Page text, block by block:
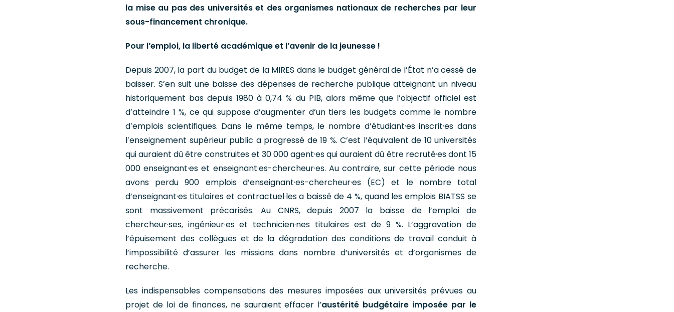
la mise au pas des universités et des organismes nationaux de recherches par leur
sous-financement chronique.
Pour l’emploi, la liberté académiqueet l’avenir de la jeunesse !
Depuis 2007, la part du budget de la MIRES dans le budget général de l’État n’a cessé de
baisser. S’en suit une baisse des dépenses de recherche publique atteignant un niveau
historiquement bas depuis 1980 à 0,74 % du PIB, alors même que l’objectif officiel est
d’atteindre 1 %, ce qui suppose d’augmenter d’un tiers les budgets comme le nombre
d’emplois scientifiques. Dans le même temps, le nombre d’étudiant·es inscrit·es dans
l’enseignement supérieur public a progressé de 19 %. C’est l’équivalent de 10 universités
qui auraient dû être construites et 30 000 agent·es qui auraient dû être recruté·es dont 15
000 enseignant·es et enseignant·es-chercheur·es. Au contraire, sur cette période nous
avons perdu 900 emplois d’enseignant·es-chercheur·es (EC) et le nombre total
d’enseignant·es titulaires et contractuel·les a baissé de 4 %, quand les emplois BIATSS se
sont massivement précarisés. Au CNRS, depuis 2007 la baisse de l’emploi de
chercheur·ses, ingénieur·es et technicien·nes titulaires est de 9 %. L’aggravation de
l’épuisement des collègues et de la dégradation des conditions de travail conduit à
l’impossibilité d’assurer les missions dans nombre d’universités et d’organismes de
recherche.
Les indispensables compensations des mesures imposées aux universités prévues au
projet de loi de finances, ne sauraient effacer l’austérité budgétaire imposée par le